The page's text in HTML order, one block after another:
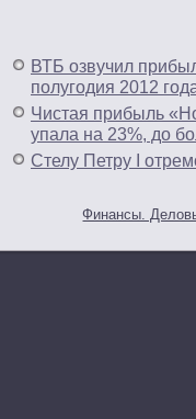
ВТБ озвучил
полугодия 2012
Чистая прибыль
упала на 23%, до
Стелу Петру I
Финансы.